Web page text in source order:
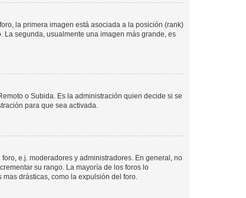
la primera imagen está asociada a la posición (rank)
segunda, usualmente una imagen más grande, es
o Subida. Es la administración quien decide si se
para que sea activada.
e.j. moderadores y administradores. En general, no
su rango. La mayoría de los foros lo
drásticas, como la expulsión del foro.